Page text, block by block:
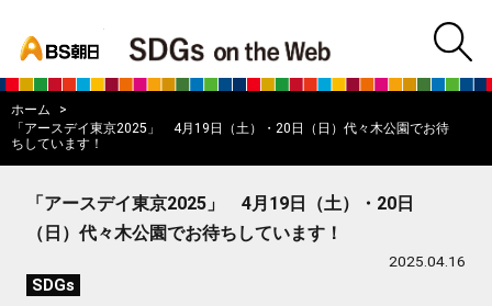
BS朝日SDGs
ホーム
「アースデイ東京2025」 4月19日（土）・20日（日）代々木公園でお待
ちしています！
「アースデイ東京2025」 4月19日（土）・20日
（日）代々木公園でお待ちしています！
2025.04.16
SDGs